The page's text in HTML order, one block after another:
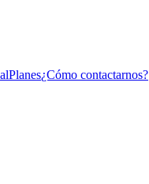
Planes¿Cómo contactarnos?